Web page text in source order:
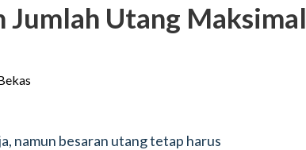
Jumlah Utang Maksimal
namun besaran utang tetap harus